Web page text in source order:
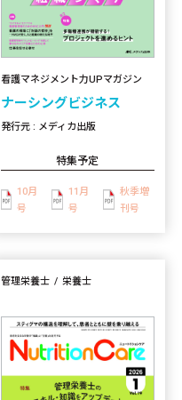
看護マネジメント力UPマガジン
ナーシングビジネス
発行元 : メディカ出版
特集予定
10月
号
11月
号
秋季増
刊号
管理栄養士 栄養士